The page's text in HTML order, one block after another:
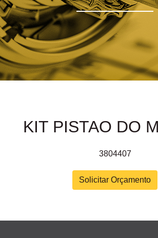
KIT PISTAO DO
3804407
Solicitar Orçamento